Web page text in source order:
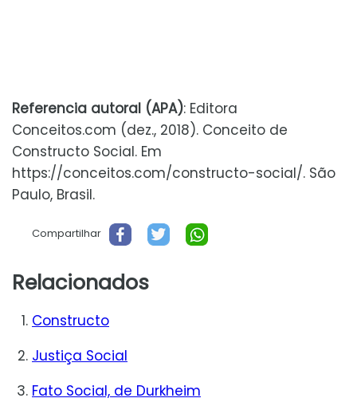
Referencia autoral (APA): Editora
Conceitos.com (dez., 2018). Conceito de
Constructo Social. Em
https://conceitos.com/constructo-social/. São
Paulo, Brasil.
Compartilhar
Relacionados
Constructo
Justiça Social
Fato Social, de Durkheim